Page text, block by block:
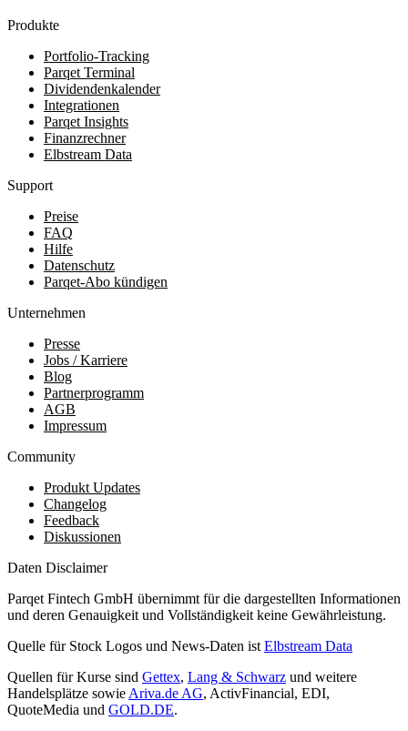
Produkte
Portfolio-Tracking
Parqet Terminal
Dividendenkalender
Integrationen
Parqet Insights
Finanzrechner
Elbstream Data
Support
Preise
FAQ
Hilfe
Datenschutz
Parqet-Abo kündigen
Unternehmen
Presse
Jobs / Karriere
Blog
Partnerprogramm
AGB
Impressum
Community
Produkt Updates
Changelog
Feedback
Diskussionen
Daten Disclaimer
Parqet Fintech GmbH übernimmt für die dargestellten Informationen
und deren Genauigkeit und Vollständigkeit keine Gewährleistung.
Quelle für Stock Logos und News-Daten ist Elbstream Data
Quellen für Kurse sind Gettex, Lang & Schwarz und weitere
Handelsplätze sowie Ariva.de AG, ActivFinancial, EDI,
QuoteMedia und GOLD.DE.